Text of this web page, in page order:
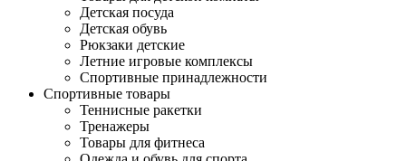
Детская посуда
Детская обувь
Рюкзаки детские
Летние игровые комплексы
Спортивные принадлежности
Спортивные товары
Теннисные ракетки
Тренажеры
Товары для фитнеса